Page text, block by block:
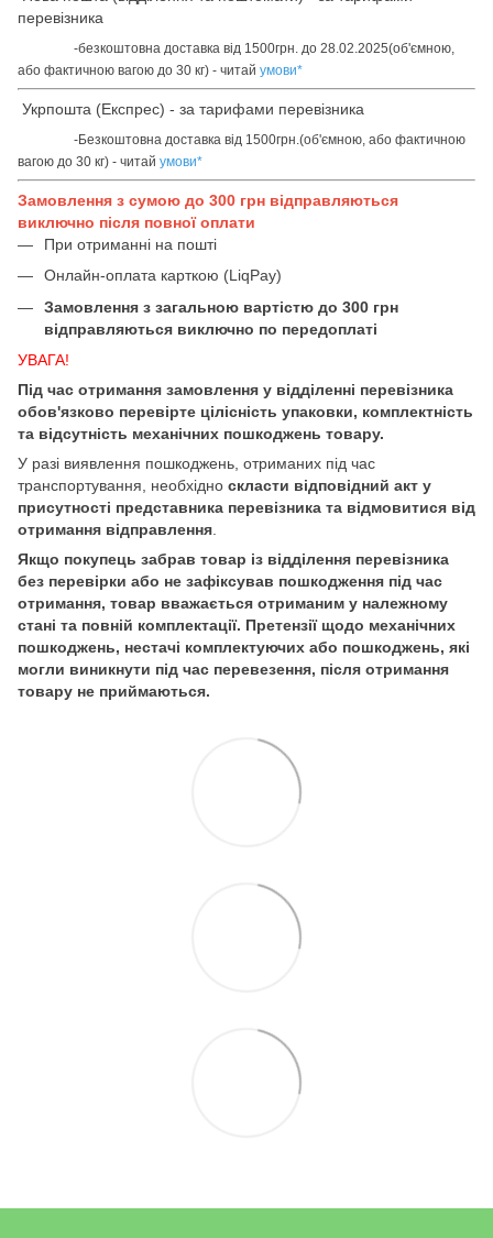
перевізника
-безкоштовна доставка від 1500грн. до 28.02.2025(об'ємною,
або фактичною вагою до 30 кг) - читай умови*
Укрпошта (Експрес) - за тарифами перевізника
-Безкоштовна доставка від 1500грн.(об'ємною, або фактичною
вагою до 30 кг) - читай умови*
Замовлення з сумою до 300 грн відправляються
виключно після повної оплати
При отриманні на пошті
Онлайн-оплата карткою (LiqPay)
Замовлення з загальною вартістю до 300 грн
відправляються виключно по передоплаті
УВАГА!
Під час отримання замовлення у відділенні перевізника
обов'язково перевірте цілісність упаковки, комплектність
та відсутність механічних пошкоджень товару.
У разі виявлення пошкоджень, отриманих під час
транспортування, необхідно скласти відповідний акт у
присутності представника перевізника та відмовитися від
отримання відправлення
Якщо покупець забрав товар із відділення перевізника
без перевірки або не зафіксував пошкодження під час
отримання, товар вважається отриманим у належному
стані та повній комплектації. Претензії щодо механічних
пошкоджень, нестачі комплектуючих або пошкоджень, які
могли виникнути під час перевезення, після отримання
товару не приймаються.